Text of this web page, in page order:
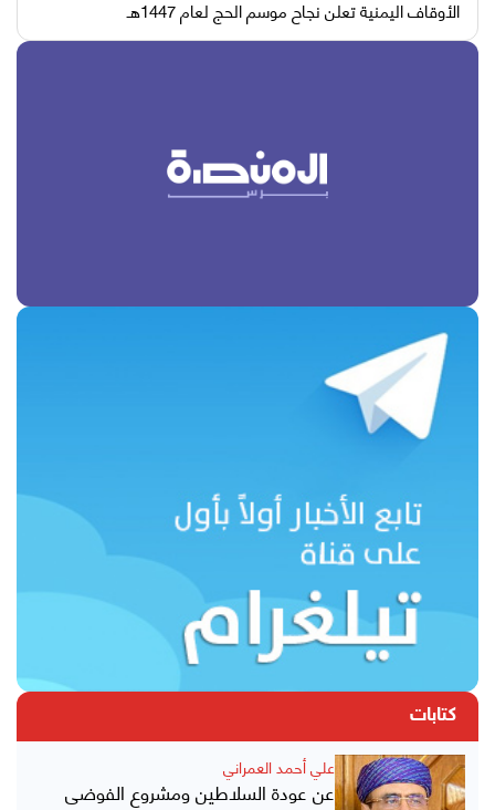
الأوقاف اليمنية تعلن نجاح موسم الحج لعام 1447هـ
كتابات
علي أحمد العمراني
عن عودة السلاطين ومشروع الفوضى